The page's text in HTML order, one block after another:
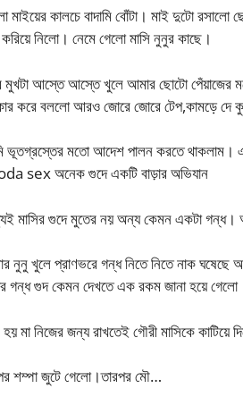
মাইয়ের কালচে বাদামি বোঁটা। মাই দুটো
নিলো। নেমে গেলো মাসি নুনুর কাছে।
মুখটা আস্তে আস্তে খুলে আমার ছোটো পেঁয়াজের
করে বললো আরও জোরে জোরে টেপ,কামড়ে দে
ভূতগ্রস্তের মতো আদেশ পালন করতে থাকলাম।
sex অনেক গুদে একটি বাড়ার অভিযান
মাসির গুদে মুতের নয় অন্য কেমন একটা গন্ধ।
নুনু খুলে প্রাণভরে গন্ধ নিতে নিতে নাক
গন্ধ গুদ কেমন দেখতে এক রকম জানা হয়ে
মা নিজের জন্য রাখতেই গৌরী মাসিকে কাটিয়ে
শম্পা জুটে গেলো।তারপর মৌ…